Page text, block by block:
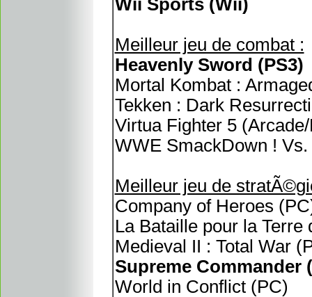
Wii Sports (Wii)
Meilleur jeu de combat :
Heavenly Sword (PS3)
Mortal Kombat :
Tekken : Dark
Virtua Fighter 5
WWE SmackDown !
Meilleur jeu de
Company of Heroes
La Bataille pour la
Medieval II : Total War
Supreme Commander
World in Conflict (PC)